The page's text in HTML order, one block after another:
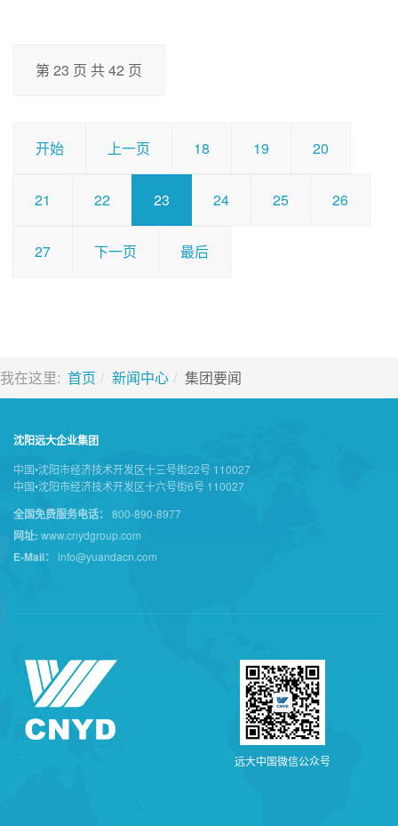
第 23 页 共 42 页
开始 上一页 18 19 20
21 22 23 24 25 26
27 下一页 最后
我在这里: 首页 新闻中心 集团要闻
沈阳远大企业集团
中国•沈阳市经济技术开发区十三号街22号 110027
中国•沈阳市经济技术开发区十六号街6号 110027
全国免费服务电话： 800-890-8977
网址: www.cnydgroup.com
E-Mail： info@yuandacn.com
远大中 国微信公众号